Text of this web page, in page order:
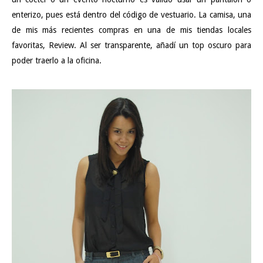
enterizo, pues está dentro del código de vestuario. La camisa, una
de mis más recientes compras en una de mis tiendas locales
favoritas, Review. Al ser transparente, añadí un top oscuro para
poder traerlo a la oficina.